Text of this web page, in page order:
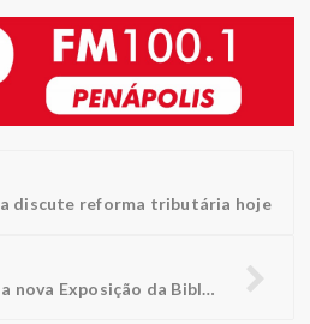
discute reforma tributária hoje
Artesanato e Pintura é a nova Exposição da Biblioteca FUNEPE